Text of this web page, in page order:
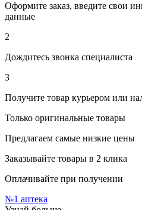
Оформите заказ, введите свои
данные
2
Дождитесь звонка специалиста
3
Получите товар курьером или
Только оригинальные товары
Предлагаем самые низкие цены
Заказывайте товары в 2 клика
Оплачивайте при получении
№1 аптека